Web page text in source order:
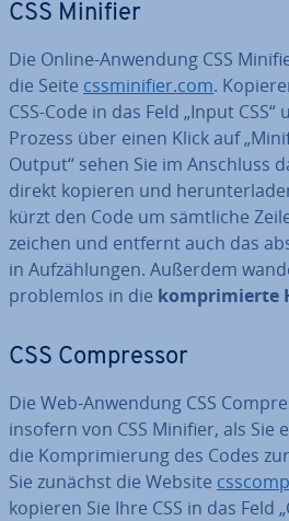
CSS Minifier
Die Online-Anwendung CSS
die Seite css­mi­ni­fier.com.
CSS-Code in das Feld „Input
Prozess über einen Klick auf
Output“ sehen Sie im Anschluss
direkt kopieren und
kürzt den Code um sämtliche
zei­chen und entfernt auch das
in Auf­zäh­lun­gen. Außerdem
pro­blem­los in die kom­pri­mier­te
CSS Com­pres­sor
Die Web-Anwendung CSS
insofern von CSS Minifier, als Sie
die Kom­pri­mie­rung des Codes
Sie zunächst die Website
kopieren Sie Ihre CSS in das Feld